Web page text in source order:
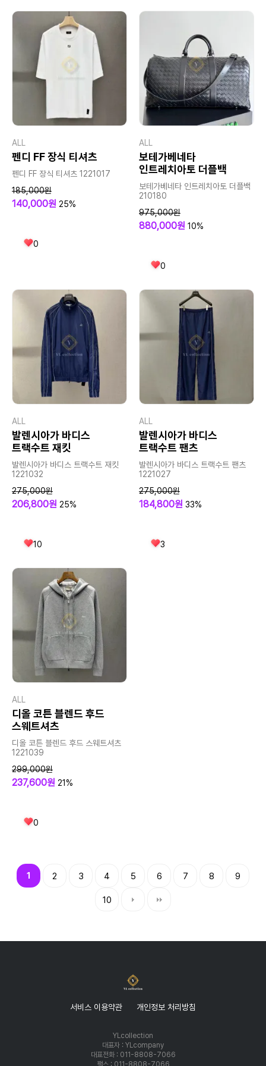
ALL
펜디 FF 장식 티셔츠
펜디 FF 장식 티셔츠 1221017
185,000원
140,000원 25%
0
ALL
보테가베네타
인트레치아토 더플백
보테가베네타 인트레치아토 더플백
210180
975,000원
880,000원 10%
0
ALL
발렌시아가 바디스
트랙수트 재킷
발렌시아가 바디스 트랙수트 재킷
1221032
275,000원
206,800원 25%
10
ALL
발렌시아가 바디스
트랙수트 팬츠
발렌시아가 바디스 트랙수트 팬츠
1221027
275,000원
184,800원 33%
3
ALL
디올 코튼 블렌드 후드
스웨트셔츠
디올 코튼 블렌드 후드 스웨트셔츠
1221039
299,000원
237,600원 21%
0
1 2 3 4 5 6 7 8 9
10
서비스 이용약관 개인정보 처리방침
YLcollection
대표자 : YLcompany
대표전화 : 011-8808-7066
팩스 : 011-8808-7066